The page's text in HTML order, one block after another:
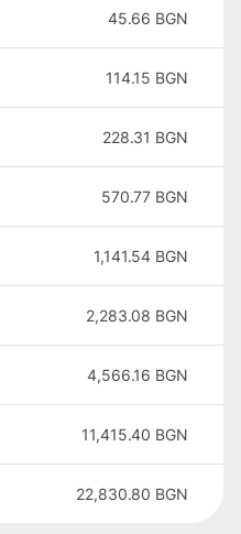
45.66 BGN
114.15 BGN
228.31 BGN
570.77 BGN
1,141.54 BGN
2,283.08 BGN
4,566.16 BGN
11,415.40 BGN
22,830.80 BGN